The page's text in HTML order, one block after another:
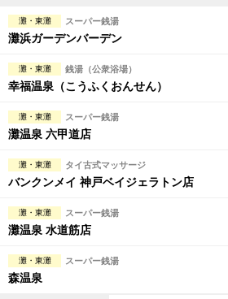
フットバスあり
日本人スタッフのみ
スタッフ指名可
こだわり条件を変更
灘・東灘 スーパー銭湯
灘浜ガーデンバーデン
灘・東灘 銭湯（公衆浴場）
幸福温泉（こうふくおんせん）
灘・東灘 スーパー銭湯
灘温泉 六甲道店
灘・東灘 タイ古式マッサージ
バンクンメイ 神戸ベイジェラトン店
灘・東灘 スーパー銭湯
灘温泉 水道筋店
灘・東灘 スーパー銭湯
森温泉